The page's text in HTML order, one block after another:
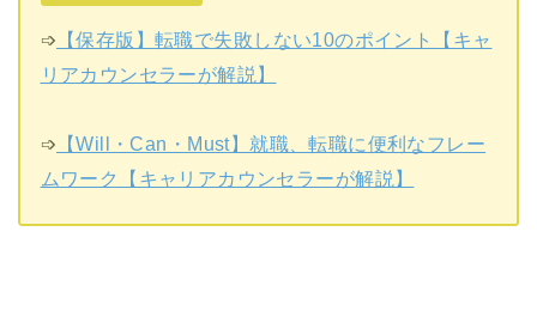
➩ 【保存版】転職で失敗しない10のポイント【キャ
リアカウンセラーが解説】
➩ 【Will・Can・Must】就職、転職に便利なフレー
ムワーク【キャリアカウンセラーが解説】